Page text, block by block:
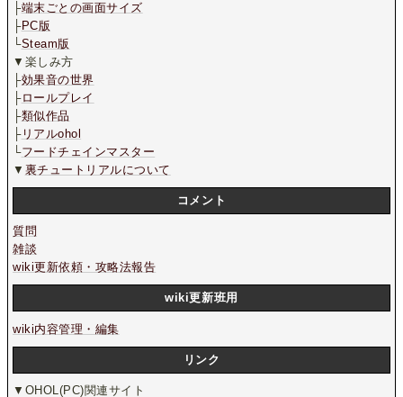
├端末ごとの画面サイズ
├PC版
└Steam版
▼楽しみ方
├効果音の世界
├ロールプレイ
├類似作品
├リアルohol
└フードチェインマスター
▼ 裏チュートリアルについて
コメント
質問
雑談
wiki更新依頼・攻略法報告
wiki更新班用
wiki内容管理・編集
リンク
▼OHOL(PC)関連サイト